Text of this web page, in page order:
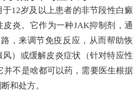
12岁及以上患者的非节段性白癜
皮炎。它作为一种JAK抑制剂，通
，来调节免疫反应，从而帮助恢
）或缓解皮炎症状（针对特应性
并不是啥都可以药，需要医生根据
和处方。